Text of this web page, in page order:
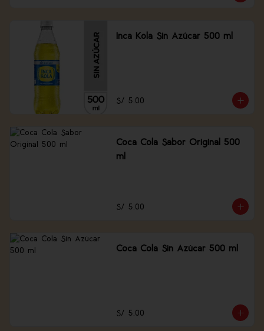
Inca Kola Sin Azúcar 500 ml
S/ 5.00
Coca Cola Sabor Original 500
ml
S/ 5.00
Coca Cola Sin Azúcar 500 ml
S/ 5.00